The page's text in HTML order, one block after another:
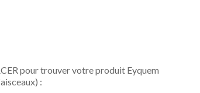
pour trouver votre produit Eyquem
: